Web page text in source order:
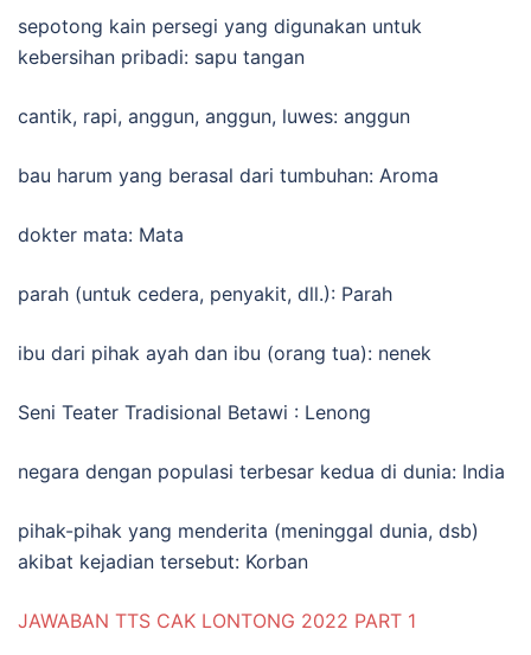
sepotong kain persegi yang digunakan untuk
kebersihan pribadi: sapu tangan
cantik, rapi, anggun, anggun, luwes: anggun
bau harum yang berasal dari tumbuhan: Aroma
dokter mata: Mata
parah (untuk cedera, penyakit, dll.): Parah
ibu dari pihak ayah dan ibu (orang tua): nenek
Seni Teater Tradisional Betawi : Lenong
negara dengan populasi terbesar kedua di dunia: India
pihak-pihak yang menderita (meninggal dunia, dsb)
akibat kejadian tersebut: Korban
JAWABAN TTS CAK LONTONG 2022 PART 1